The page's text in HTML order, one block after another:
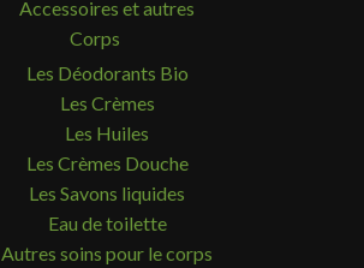
Accessoires et autres
Corps
Les Déodorants Bio
Les Crèmes
Les Huiles
Les Crèmes Douche
Les Savons liquides
Eau de toilette
Autres soins pour le corps